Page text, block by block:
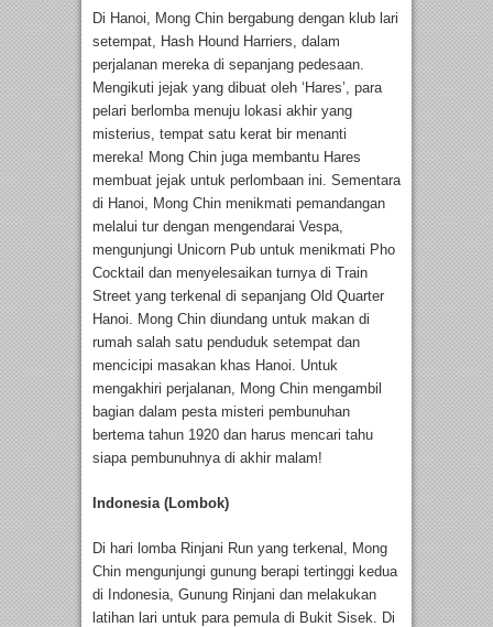
Di Hanoi, Mong Chin bergabung dengan klub lari
setempat, Hash Hound Harriers, dalam
perjalanan mereka di sepanjang pedesaan.
Mengikuti jejak yang dibuat oleh ‘Hares’, para
pelari berlomba menuju lokasi akhir yang
misterius, tempat satu kerat bir menanti
mereka! Mong Chin juga membantu Hares
membuat jejak untuk perlombaan ini. Sementara
di Hanoi, Mong Chin menikmati pemandangan
melalui tur dengan mengendarai Vespa,
mengunjungi Unicorn Pub untuk menikmati Pho
Cocktail dan menyelesaikan turnya di Train
Street yang terkenal di sepanjang Old Quarter
Hanoi. Mong Chin diundang untuk makan di
rumah salah satu penduduk setempat dan
mencicipi masakan khas Hanoi. Untuk
mengakhiri perjalanan, Mong Chin mengambil
bagian dalam pesta misteri pembunuhan
bertema tahun 1920 dan harus mencari tahu
siapa pembunuhnya di akhir malam!
Indonesia (Lombok)
Di hari lomba Rinjani Run yang terkenal, Mong
Chin mengunjungi gunung berapi tertinggi kedua
di Indonesia, Gunung Rinjani dan melakukan
latihan lari untuk para pemula di Bukit Sisek. Di